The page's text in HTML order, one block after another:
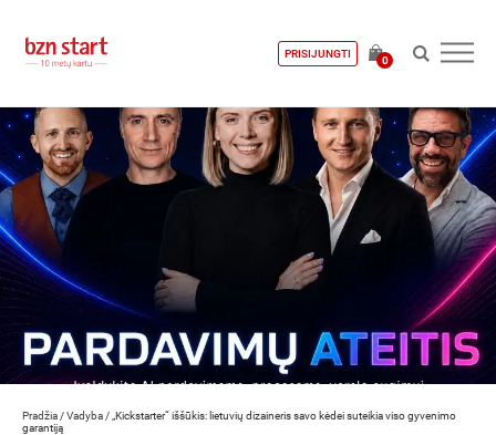
PRISIJUNGTI
0
Pradžia /Vadyba / „Kickstarter“ iššūkis: lietuvių dizaineris savo kėdei suteikia viso gyvenimo
garantiją